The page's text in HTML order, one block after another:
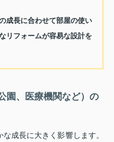
成長に合わせて部屋の使い
リフォームが容易な設計を
園、医療機関など）の
成長に大きく影響します。